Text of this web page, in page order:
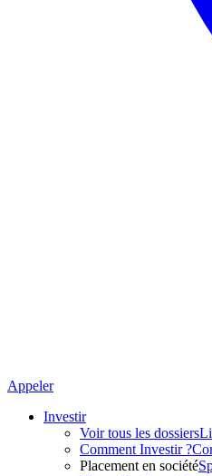
Appeler
Investir
Voir tous les dossiers
Comment Investir ?
Placement en société